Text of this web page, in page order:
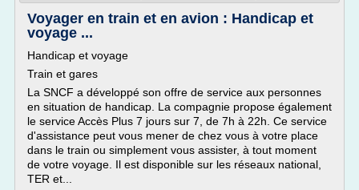
Voyager en train et en avion : Handicap et
voyage ...
Handicap et voyage
Train et gares
La SNCF a développé son offre de service aux personnes
en situation de handicap. La compagnie propose également
le service Accès Plus 7 jours sur 7, de 7h à 22h. Ce service
d'assistance peut vous mener de chez vous à votre place
dans le train ou simplement vous assister, à tout moment
de votre voyage. Il est disponible sur les réseaux national,
TER et...